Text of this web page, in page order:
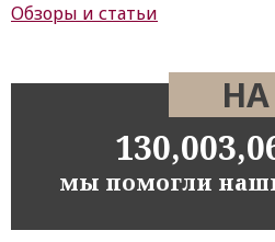
Обзоры и статьи
НА
мы помогли